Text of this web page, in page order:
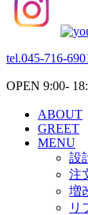
tel.045-716-
OPEN 9:00-
ABOUT
GREET
MENU
設
注
増
リ